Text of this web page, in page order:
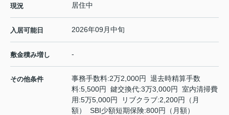
現況 居住中
入居可能日 2026年09月中旬
敷金積み増し -
その他条件
事務手数料:2万2,000円 退去時精算手数
料:5,500円 鍵交換代:3万3,000円 室内清掃費
用:5万5,000円 リブクラブ:2,200円（月
額） SBI少額短期保険:800円（月額）